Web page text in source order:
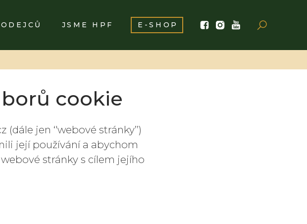
JSME HPF E-SHOP
cookie
jen ‘'webové stránky’’)
její používání a abychom
stránky s cílem jejího